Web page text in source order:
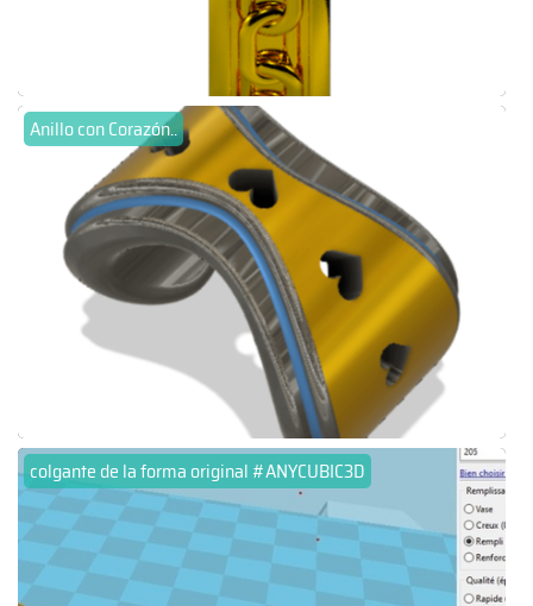
Anillo con Corazón..
colgante de la forma original #ANYCUBIC3D